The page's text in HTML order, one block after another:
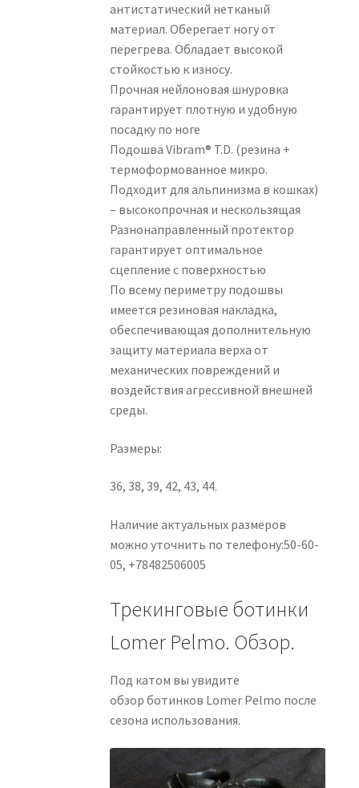
антистатический нетканый
материал. Оберегает ногу от
перегрева. Обладает высокой
стойкостью к износу.
Прочная нейлоновая шнуровка
гарантирует плотную и удобную
посадку по ноге
Подошва Vibram® T.D. (резина +
термоформованное микро.
Подходит для альпинизма в кошках)
– высокопрочная и нескользящая
Разнонаправленный протектор
гарантирует оптимальное
сцепление с поверхностью
По всему периметру подошвы
имеется резиновая накладка,
обеспечивающая дополнительную
защиту материала верха от
механических повреждений и
воздействия агрессивной внешней
среды.
Размеры:
36, 38, 39, 42, 43, 44.
Наличие актуальных размеров
можно уточнить по телефону:50-60-
05, +78482506005
Трекинговые ботинки
Lomer Pelmo. Обзор.
Под катом вы увидите
обзор ботинков Lomer Pelmo после
сезона использования.